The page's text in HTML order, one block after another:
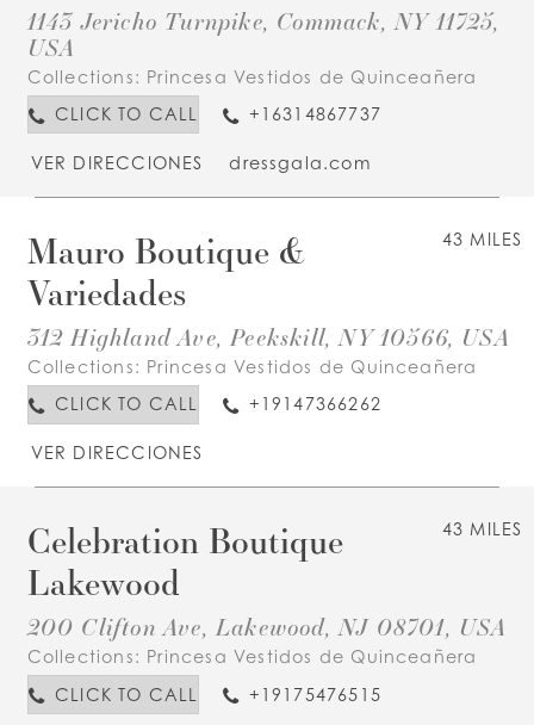
1143 Jericho Turnpike, Commack, NY 11725,
USA
Collections: Princesa Vestidos de Quinceañera
CLICK TO CALL
+16314867737
VER DIRECCIONES dressgala.com
43 MILES
Mauro Boutique &
Variedades
312 Highland Ave, Peekskill, NY 10566, USA
Collections: Princesa Vestidos de Quinceañera
CLICK TO CALL
+19147366262
VER DIRECCIONES
43 MILES
Celebration Boutique
Lakewood
200 Clifton Ave, Lakewood, NJ 08701, USA
Collections: Princesa Vestidos de Quinceañera
CLICK TO CALL
+19175476515